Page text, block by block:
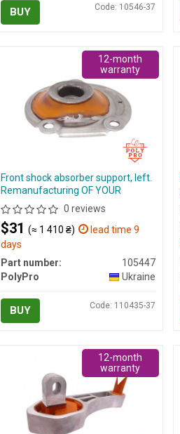
BUY Code: 10546-37
Front shock absorber support, left.
Remanufacturing OF YOUR
0 reviews
$31 (≈ 1 410 ₴)
lead time 9
days
Part number:
105447
PolyPro
Ukraine
BUY Code: 110435-37
12-month
warranty
12-month
warranty